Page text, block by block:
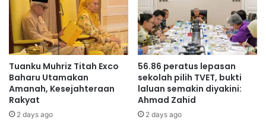
T
e
n
g
a
h
b
e
r
l
Tuanku Muhriz Titah Exco
Baharu Utamakan
Amanah, Kesejahteraan
Rakyat
2 days ago
56.86 peratus lepasan
sekolah pilih TVET, bukti
laluan semakin diyakini:
Ahmad Zahid
2 days ago